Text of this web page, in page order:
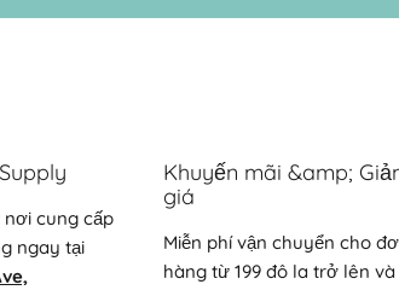
cung cấp
ngay tại
Khuyến mãi &amp;
giá
Miễn phí vận chuyển cho
hàng từ 199 đô la trở lên và